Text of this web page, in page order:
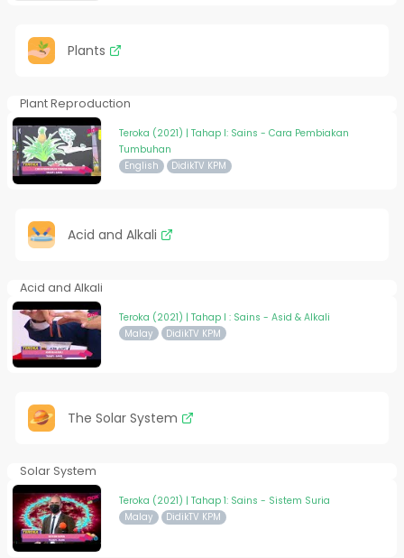
Plants
Plant Reproduction
Teroka (2021) | Tahap I: Sains - Cara Pembiakan
Tumbuhan
English DidikTV KPM
Acid and Alkali
Acid and Alkali
Teroka (2021) | Tahap I : Sains - Asid & Alkali
Malay DidikTV KPM
The Solar System
Solar System
Teroka (2021) | Tahap 1: Sains - Sistem Suria
Malay DidikTV KPM